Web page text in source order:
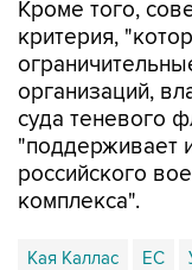
организаций,
суда теневого
"поддерживает
российского
комплекса".
Кая Каллас